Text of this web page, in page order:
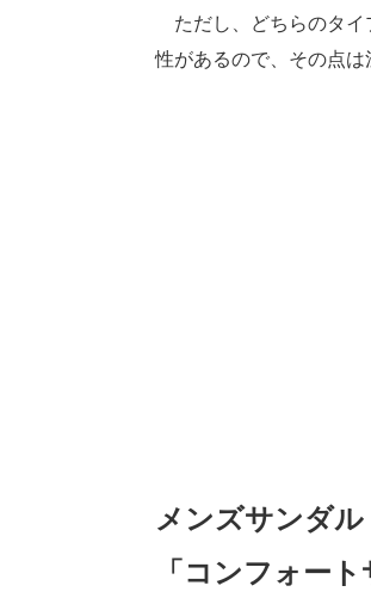
ただし、どちらのタイ
性があるので、その点は
メンズサンダ
「コンフォート